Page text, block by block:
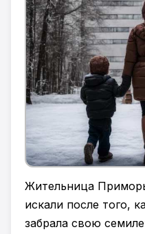
Жительница
искали после того,
забрала свою